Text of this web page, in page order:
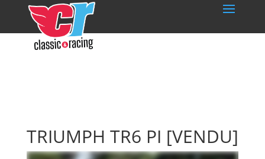
TRIUMPH TR6 PI [VENDU]